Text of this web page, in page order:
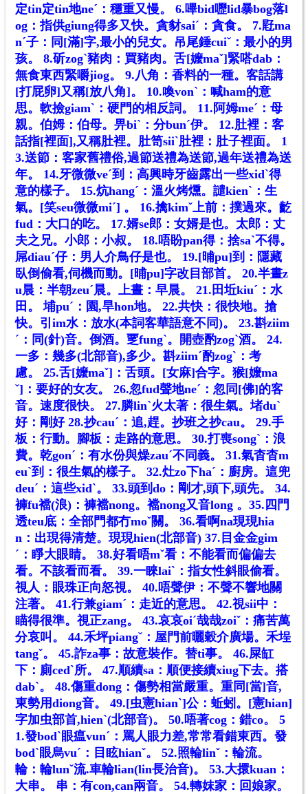
定tin定tin地neˊ：穩重又慢。 6.嗶bid嚦lid暴bog落l
og：指供giung得多又快。貪豺saiˊ：貪食。 7.屘ma
nˊ子：同[滿]字,最小的兒女。吊尾錘cuiˇ：最小的男
孩。 8.斫zogˋ豬肉：買豬肉。舌[嬤maˇ]緊嗒dab：
無食東西緊嚼jiog。 9.八角：香料的一種。客話講
[打屁卵]又稱[放八角]。 10.喚vonˋ：喊ham的意
思。軟撿giamˋ：硬門的相反詞。 11.阿姆meˊ：母
親。伯姆：伯母。畀biˋ：分bunˊ伊。 12.肚裡：客
話指[裡面],又稱肚裡。肚笥siiˋ肚裡：肚子裡面。 1
3.送節：客家舊禮俗,過節送禮為送節,過年送禮為送
年。 14.牙微微veˊ到：高興時牙齒露出一些xidˋ得
意的樣子。 15.炕hangˊ：溫火烤燻。譴kienˋ：生
氣。[笑seu微微miˊ] 。 16.擒kimˇ上前：撲過來。齕
fud：大口的吃。 17.婿se郎：女婿是也。太郎：丈
夫之兄。小郎：小叔。 18.唔盼pan得：捨saˋ不得。
屌diauˊ仔：男人介鳥仔是也。 19.[晡pu]到：隱藏
臥倒偷看,伺機而動。[晡pu]字改目部首。 20.半晝z
u晨：半朝zeuˊ晨。上晝：早晨。 21.田坵kiuˊ：水
田。 埔puˊ：園,旱hon地。 22.共快：很快地。搶
快。引im水：放水(本詞客華語意不同)。 23.斟ziim
ˊ：同(針)音。倒酒。覂fungˋ。開壺酌zogˋ酒。 24.
一多：幾多(北部音),多少。斟ziimˊ酌zogˋ：考
慮。 25.舌[嬤maˇ]：舌頭。[女麻]合字。猴[嬤ma
ˇ]：要好的女友。 26.忽fud聲地neˊ：忽同[佛]的客
音。速度很快。 27.膦linˋ火太著：很生氣。堵duˋ
好：剛好 28.抄cauˊ：追,趕。抄班之抄cau。 29.手
板：行動。腳板：走路的意思。 30.打喪songˋ：浪
費。乾gonˊ：有水份與燥zauˊ不同義。 31.氣杳杳m
euˋ到：很生氣的樣子。 32.灶zo下haˊ：廚房。這兜
deuˊ：這些xidˋ。 33.頭到do：剛才,頭下,頭先。 34.
褲fu襠(浪)：褲襠nong。襠nong又音long 。 35.四門
透teu底：全部門都冇moˇ關。 36.看啊na現現hia
n：出現得清楚。現現hien(北部音) 37.目金金gim
ˊ：睜大眼睛。 38.好看唔mˇ看：不能看而偏偏去
看。不該看而看。 39.一睞laiˋ：指女性斜眼偷看。
視人：眼珠正向怒視。 40.唔聲伊：不聲不響地關
注著。 41.行兼giamˊ：走近的意思。 42.視sii中：
瞄得很準。視正zang。 43.哀哀oiˊ哉哉zoiˇ：痛苦萬
分哀叫。 44.禾坪piangˇ：屋門前曬穀介廣場。禾埕
tangˇ。 45.詐za事：故意裝作。替ti事。 46.屎缸
下：廁cedˋ所。 47.順續sa：順便接續xiug下去。搭
dabˋ。 48.傷重dong：傷勢相當嚴重。重同[當]音,
東勢用diong音。 49.[虫憲hianˋ]公：蚯蚓。[憲hian]
字加虫部首,hienˋ(北部音)。 50.唔著cog：錯co。 5
1.發bodˋ眼瘟vunˊ：罵人眼力差,常常看錯東西。發
bodˋ眼烏vuˊ：目眩hianˇ。 52.照輪linˇ：輪流。
輪：輪lunˇ流.車輪lian(lin長治音)。 53.大擐kuan：
大串。 串：有con,can兩音。 54.轉妺家：回娘家。